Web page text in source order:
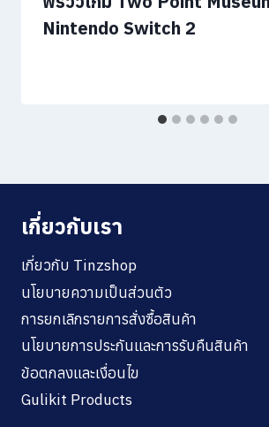
Nintendo Switch 2
เกี่ยวกับเรา
เกี่ยวกับ Tinzshop
นโยบายความเป็นส่วนตัว
การยกเลิกรายการสั่งซื้อสินค้า
นโยบายการประกันและการรับคืนสินค้า
ข้อตกลงและเงื่อนไข
Gulikit Products